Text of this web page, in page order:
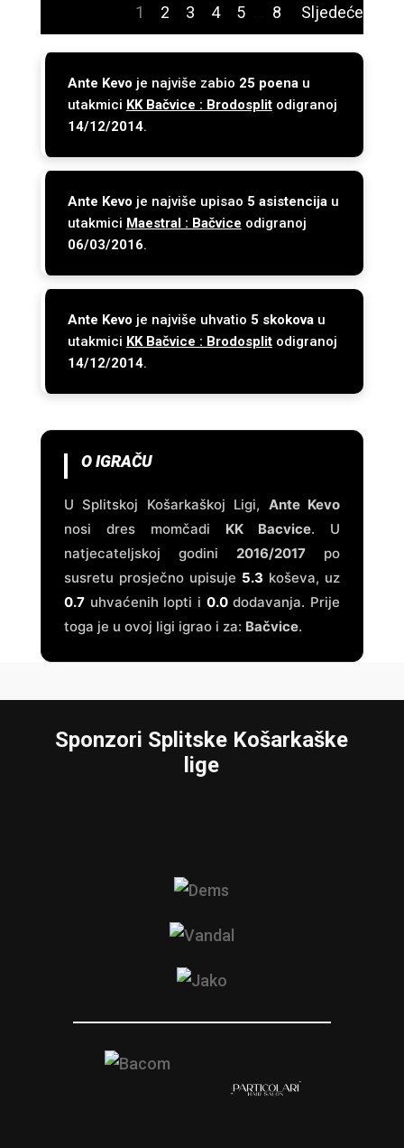
1 2 3 4 5 8 Sljedeće
Ante Kevo je najviše zabio 25 poenau
utakmici KK Bačvice : Brodosplitodigranoj
14/12/2014.
Ante Kevo je najviše upisao 5 asistencijau
utakmici Maestral : Bačvice odigranoj
06/03/2016.
Ante Kevo je najviše uhvatio 5 skokovau
utakmici KK Bačvice : Brodosplitodigranoj
14/12/2014.
O IGRAČU
U Splitskoj Košarkaškoj Ligi, Ante Kevo
nosi dres momčadi KK Bacvice. U
natjecateljskoj godini2016/2017 po
susretu prosječno upisuje 5.3 koševa, uz
0.7uhvaćenih lopti i 0.0dodavanja. Prije
toga je u ovoj ligi igrao i za: Bačvice.
Sponzori Splitske Košarkaške
lige